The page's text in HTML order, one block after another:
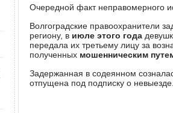
Очередной факт неправомерного
Волгоградские правоохранители
региону, в июле этого года
передала их третьему лицу за
полученных мошенническим
Задержанная в содеянном
отпущена под подписку о невыезде.